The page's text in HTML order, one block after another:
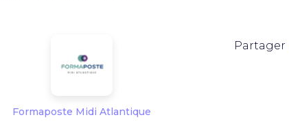
Partager
Formaposte Midi Atlantique